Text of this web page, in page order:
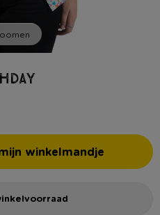
winkelmandje